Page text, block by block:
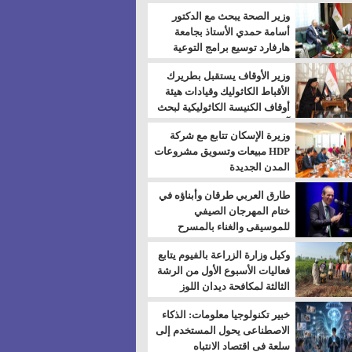
بالسويس
وزير الصحة يبحث مع الدكتور
أسامة حمدي الأستاذ بجامعة
هارفارد توسيع برامج التوعية
بمرض السكري
وزير الأوقاف يستقبل بطريرك
الأقباط الكاثوليك وقيادات هيئة
أوقاف الكنيسة الكاثوليكية لبحث
آفاق التعاون المشترك
وزيرة الإسكان تتابع مع شركة
HDP مبيعات وتسويق مشروعات
المدن الجديدة
طارق العربي طرقان وأبناؤه في
ختام المهرجان الصيفي
للموسيقى والغناء بالمسرح
المكشوف
وكيل وزارة الزراعة بالفيوم يتابع
فعاليات الأسبوع الأول من الرشة
الثالثة لمكافحة ديدان اللوز
للقطن
خبير تكنولوجيا معلومات: الذكاء
الاصطناعى يحول المستخدم إلى
سلعة فى اقتصاد الانتباه